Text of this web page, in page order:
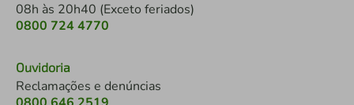
08h às 20h40 (Exceto feriados)
0800 724 4770
Ouvidoria
Reclamações e denúncias